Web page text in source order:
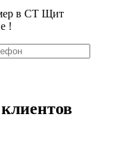
в СТ Щит
!